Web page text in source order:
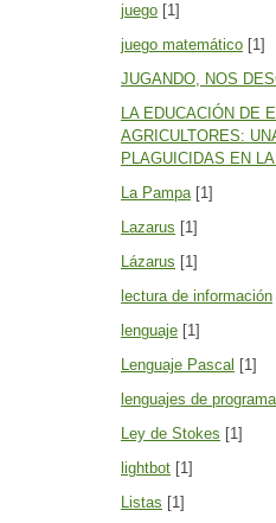
juego [1]
juego matemático [1]
JUGANDO, NOS
LA EDUCACIÓN DE
AGRICULTORES:
PLAGUICIDAS EN
La Pampa[1]
Lazarus [1]
Lázarus [1]
lectura de información
lenguaje [1]
Lenguaje Pascal [1]
lenguajes de
Ley de Stokes [1]
lightbot [1]
Listas [1]